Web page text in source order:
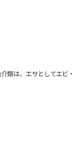
は、エサとしてエビ・